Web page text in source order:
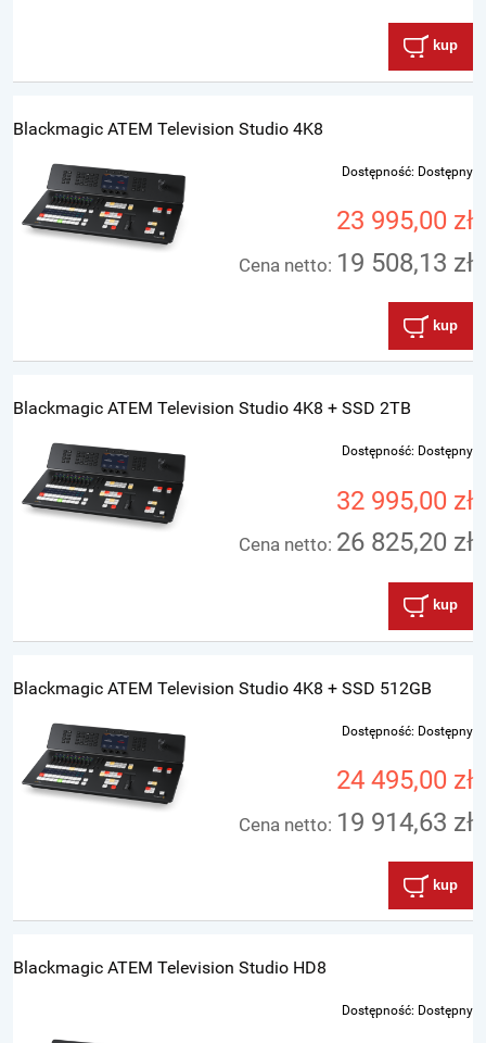
kup
Blackmagic ATEM Television Studio 4K8
Dostępność: Dostępny
23 995,00 zł
Cena netto: 19 508,13 zł
kup
Blackmagic ATEM Television Studio 4K8 + SSD 2TB
Dostępność: Dostępny
32 995,00 zł
Cena netto: 26 825,20 zł
kup
Blackmagic ATEM Television Studio 4K8 + SSD 512GB
Dostępność: Dostępny
24 495,00 zł
Cena netto: 19 914,63 zł
kup
Blackmagic ATEM Television Studio HD8
Dostępność: Dostępny